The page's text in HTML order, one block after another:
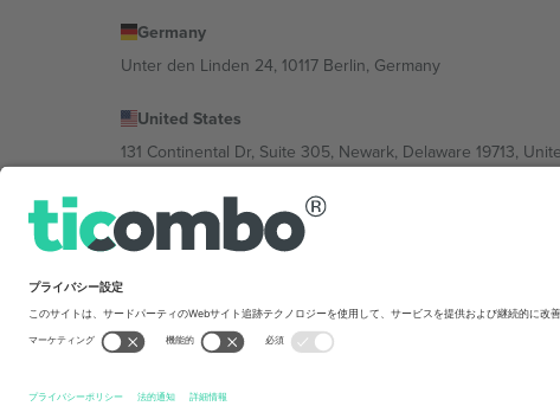
Germany
Unter den Linden 24, 10117 Berlin, Germany
United States
131 Continental Dr, Suite 305, Newark, Delaware 19713,
Bulgaria
Regus Sofia City West, bul Totleben 53-55, 1606 Sofia,
Av Chapultepec 360, Roma Norte, Cuauhtémoc, 06700
を禁じます.